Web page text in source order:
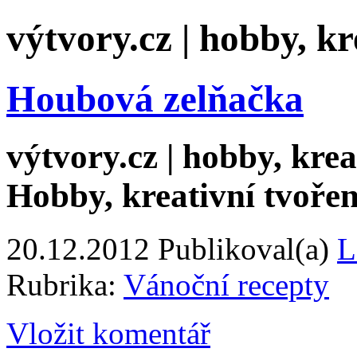
výtvory.cz | hobby,
Houbová zelňačka
výtvory.cz | hobby,
Hobby, kreativní
20.12.2012 Publikoval(a)
Rubrika: Vánoční recepty
Vložit komentář